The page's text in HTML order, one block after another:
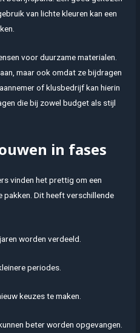
van lichte kleuren kan een
voor duurzame materialen.
maar ook omdat ze bijdragen
of klusbedrijf kan hierin
die bij zowel budget als stijl
in fases
vinden het prettig om een
Dit heeft verschillende
worden verdeeld.
periodes.
keuzes te maken.
beter worden opgevangen.